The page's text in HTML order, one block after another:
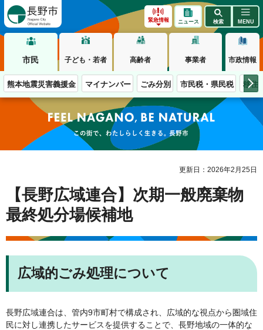
緊急情報 ニュース 検索 MENU
市民 子ども・若者 高齢者 事業者 市政情報
熊本地震災害義援金 マイナンバー ごみ分別 市民税・県民税 移住
この街で、わたしらしく生きる。長野市
更新日：2026年2月25日
【長野広域連合】次期一般廃棄物
最終処分場候補地
広域的ごみ処理について
長野広域連合は、管内9市町村で構成され、広域的な視点から圏域住
民に対し連携したサービスを提供することで、長野地域の一体的な